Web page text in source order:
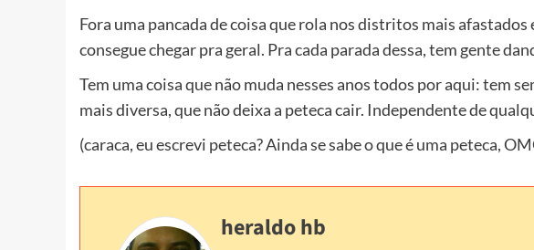
Fora uma pancada de coisa que rola nos distritos mais afastados
consegue chegar pra geral. Pra cada parada dessa, tem gente
Tem uma coisa que não muda nesses anos todos por aqui: tem
mais diversa, que não deixa a peteca cair. Independente de
(caraca, eu escrevi peteca? Ainda se sabe o que é uma peteca,
heraldo hb